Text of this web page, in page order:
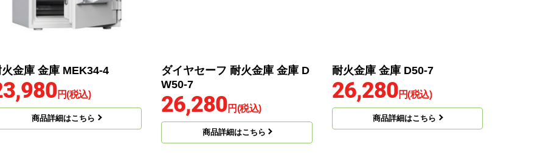
火金庫 金庫 MEK34-4
円(税込)
商品詳細はこちら
ダイヤセーフ 耐火金庫 金庫 D
W50-7
26,280円(税込)
商品詳細はこちら
耐火金庫 金庫 D50-7
26,280円(税込)
商品詳細はこちら